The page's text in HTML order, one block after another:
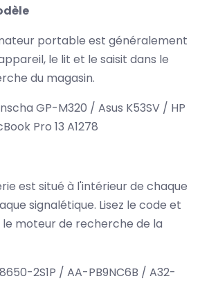
portable est généralement
le lit et le saisit dans le
du magasin.
GP-M320 / Asus K53SV / HP
Pro 13 A1278
est situé à l'intérieur de chaque
signalétique. Lisez le code et
le moteur de recherche de la
2S1P / AA-PB9NC6B / A32-